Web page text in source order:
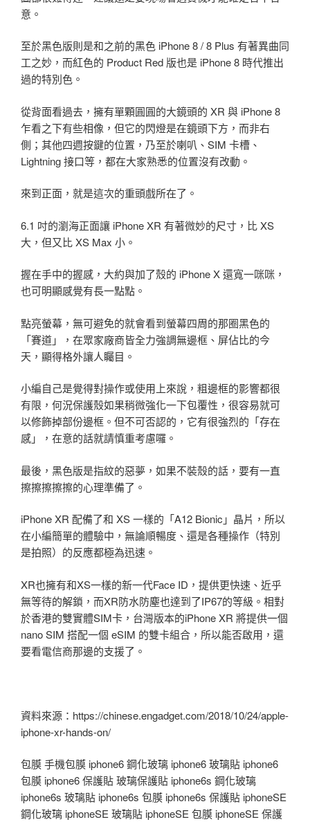
意。
至於黑色版則是和之前的黑色 iPhone 8 / 8 Plus 有著異曲同
工之妙，而紅色的 Product Red 版也是 iPhone 8 時代推出
過的特別色。
從背面看過去，擁有單顆圓圓的大鏡頭的 XR 與 iPhone 8
乍看之下有些相像，但它的閃燈是在鏡頭下方，而非右
側；其他四週按鍵的位置，乃至於喇叭、SIM 卡槽、
Lightning 接口等，都在大家熟悉的位置沒有改動。
來到正面，就是這次的重頭戲所在了。
6.1 吋的瀏海正面讓 iPhone XR 有著微妙的尺寸，比 XS
大，但又比 XS Max 小。
握在手中的握感，大約與加了殼的 iPhone X 還寬一咪咪，
也可明顯感覺有長一點點。
點亮螢幕，無可避免的就會看到螢幕四周的那圈黑色的
「賽道」，在眾家廠商皆全力強調無邊框、屏佔比的今
天，顯得格外讓人矚目。
小編自己是覺得對操作或使用上來說，粗邊框的影響都很
有限，何況保護殼如果稍微強化一下包覆性，很容易就可
以修飾掉部份邊框。但不可否認的，它有很強烈的「存在
感」，在意的話就請慎重考慮囉。
最後，黑色版是指紋的惡夢，如果不裝殼的話，要有一直
擦擦擦擦擦的心理準備了。
iPhone XR 配備了和 XS 一樣的「A12 Bionic」晶片，所以
在小編簡單的體驗中，無論順暢度、還是各種操作（特別
是拍照）的反應都極為迅速。
XR也擁有和XS一樣的新一代Face ID，提供更快速、近乎
無等待的解鎖，而XR防水防塵也達到了IP67的等級。相對
於香港的雙實體SIM卡，台灣版本的iPhone XR 將提供一個
nano SIM 搭配一個 eSIM 的雙卡組合，所以能否啟用，還
要看電信商那邊的支援了。
資料來源：https://chinese.engadget.com/2018/10/24/apple-
iphone-xr-hands-on/
包膜 手機包膜 iphone6 鋼化玻璃 iphone6 玻璃貼 iphone6
包膜 iphone6 保護貼 玻璃保護貼 iphone6s 鋼化玻璃
iphone6s 玻璃貼 iphone6s 包膜 iphone6s 保護貼 iphoneSE
鋼化玻璃 iphoneSE 玻璃貼 iphoneSE 包膜 iphoneSE 保護